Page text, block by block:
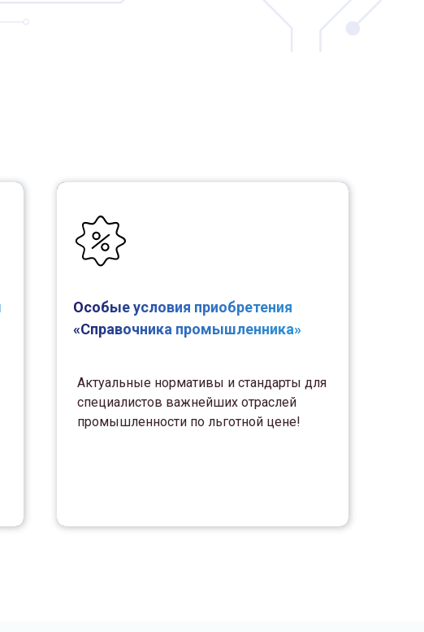
Особые условия приобретения
«Справочника промышленника»
Актуальные нормативы и стандарты для
специалистов важнейших отраслей
промышленности по льготной цене!